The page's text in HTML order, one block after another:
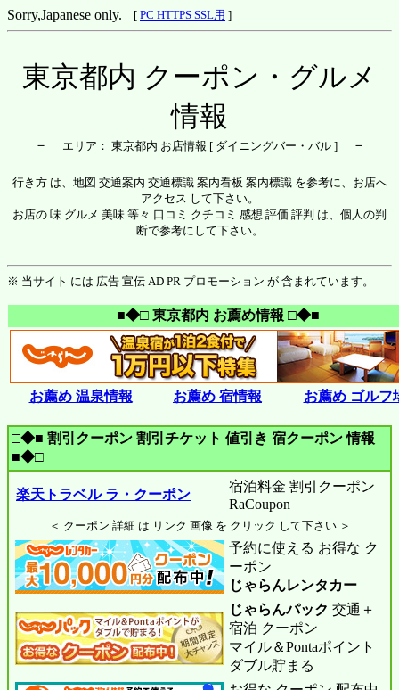
Sorry,Japanese only. [ PC HTTPS SSL用 ]
東京都内 クーポン・グルメ
情報
－ エリア： 東京都内 お店情報 [ ダイニングバー・バル ]－
行き方 は、地図 交通案内 交通標識 案内看板 案内標識 を参考に、お店へ
アクセス して下さい。
お店の 味 グルメ 美味 等々 口コミ クチコミ 感想 評価 評判 は、個人の判
断で参考にして下さい。
※ 当サイト には 広告 宣伝 AD PR プロモーション が 含まれています。
■◆□ 東京都内 お薦め情報 □◆■
お薦め 温泉情報 お薦め 宿情報 お薦め ゴルフ
□◆■ 割引クーポン 割引チケット 値引き 宿クーポン 情報
■◆□
楽天トラベル ラ・クーポン
宿泊料金 割引クーポン
RaCoupon
＜ クーポン 詳細 は リンク 画像 を クリック して下さい ＞
予約に使える お得な ク
ーポン
じゃらんレンタカー
じゃらんパック 交通＋
宿泊 クーポン
マイル＆Pontaポイント
ダブル貯まる